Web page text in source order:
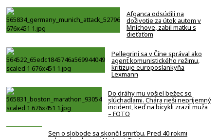
Afganca odsúdili na
doživotie za útok autom v
Mníchove, zabil matku s
dieťaťom
Pellegrini sa v Číne správal ako
agent komunistického režimu,
kritizuje europoslankyňa
Lexmann
Do dráhy mu vošiel bežec so
slúchadlami. Chára rieši nepríjemný
incident, keď na bicykli zrazil muža
– FOTO
Sen o slobode sa skončil smrťou. Pred 40 rokmi